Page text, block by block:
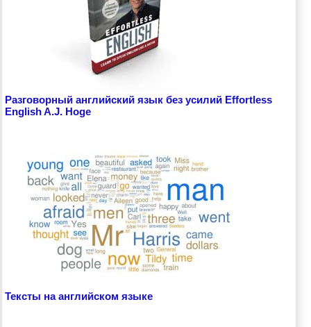
Разговорный английский язык без усилий Effortless
English A.J. Hoge
Тексты на английском языке